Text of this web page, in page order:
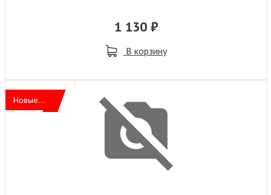
1 130 ₽
В корзину
Новые...